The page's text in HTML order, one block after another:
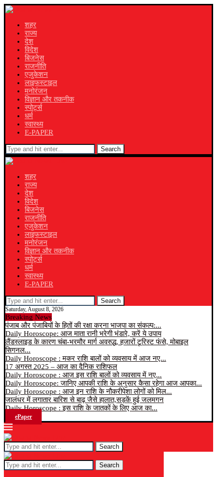
शहर
राज्य
देश
विदेश
बिजनेस
राजनीति
एजुकेशन
लाइफस्टाइल
मनोरंजन
विज्ञान और तकनीक
स्पोर्ट्स
धर्म
स्वास्थ्य
E-PAPER
Search
शहर
राज्य
देश
विदेश
बिजनेस
राजनीति
एजुकेशन
लाइफस्टाइल
मनोरंजन
विज्ञान और तकनीक
स्पोर्ट्स
धर्म
स्वास्थ्य
E-PAPER
Search
Saturday, August 8, 2026
Breaking News
पंजाब और पंजाबियों के हितों की रक्षा करना भाजपा का संकल्प:...
Daily Horoscope: आज माता रानी भरेगी भंडारे, करें ये उपाय
लैंडस्लाइड के कारण चंबा-भरमौर मार्ग अवरुद्ध, हजारों टूरिस्ट फंसे, मोबाइल
सिगनल...
Daily Horoscope : मकर राशि बालों को व्यवसाय में आज नए...
17 अगस्त 2025 – आज का दैनिक राशिफल
Daily Horoscope : आज इस राशि बालों को व्यवसाय में नए...
Daily Horoscope: जानिए आपकी राशि के अनुसार कैसा रहेगा आज आपका...
Daily Horoscope : आज इन राशि के नौकरीपेशा लोगों को मिल...
जालंधर में लगातार बारिश से बाढ़ जैसे हालात,सड़कें हुई जलमगन
Daily Horoscope : इस राशि के जातकों के लिए आज का...
ePaper
Search
Search